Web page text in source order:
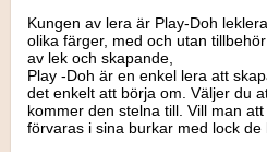
Kungen av lera är Play-Doh
olika färger, med och utan
av lek och skapande,
Play -Doh är en enkel lera att
det enkelt att börja om. Väljer du
kommer den stelna till. Vill man
förvaras i sina burkar med lock de